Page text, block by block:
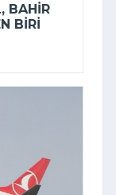
BAHIR
BIRI